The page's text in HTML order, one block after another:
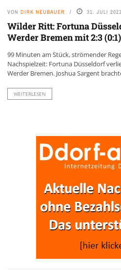
VON DIRK NEUBAUER 31. JULI 2021
Wilder Ritt: Fortuna
Werder Bremen mit 2:3 (0:1)
99 Minuten am Stück, strömender
Nachspielzeit: Fortuna Düsseldorf
Werder Bremen. Joshua Sargent
WEITERLESEN